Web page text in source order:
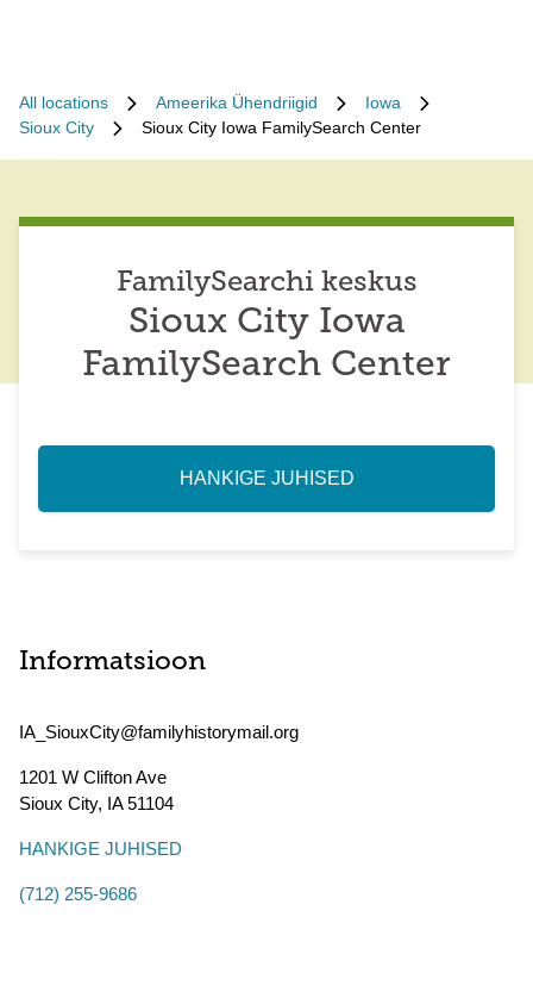
All locations Ameerika Ühendriigid
Iowa
Sioux City
Sioux City Iowa FamilySearch Center
FamilySearchi keskus
Sioux City Iowa
FamilySearch Center
HANKIGE JUHISED
Informatsioon
IA_SiouxCity@familyhistorymail.org
1201 W Clifton Ave
Sioux City, IA51104
HANKIGE JUHISED
(712) 255-9686